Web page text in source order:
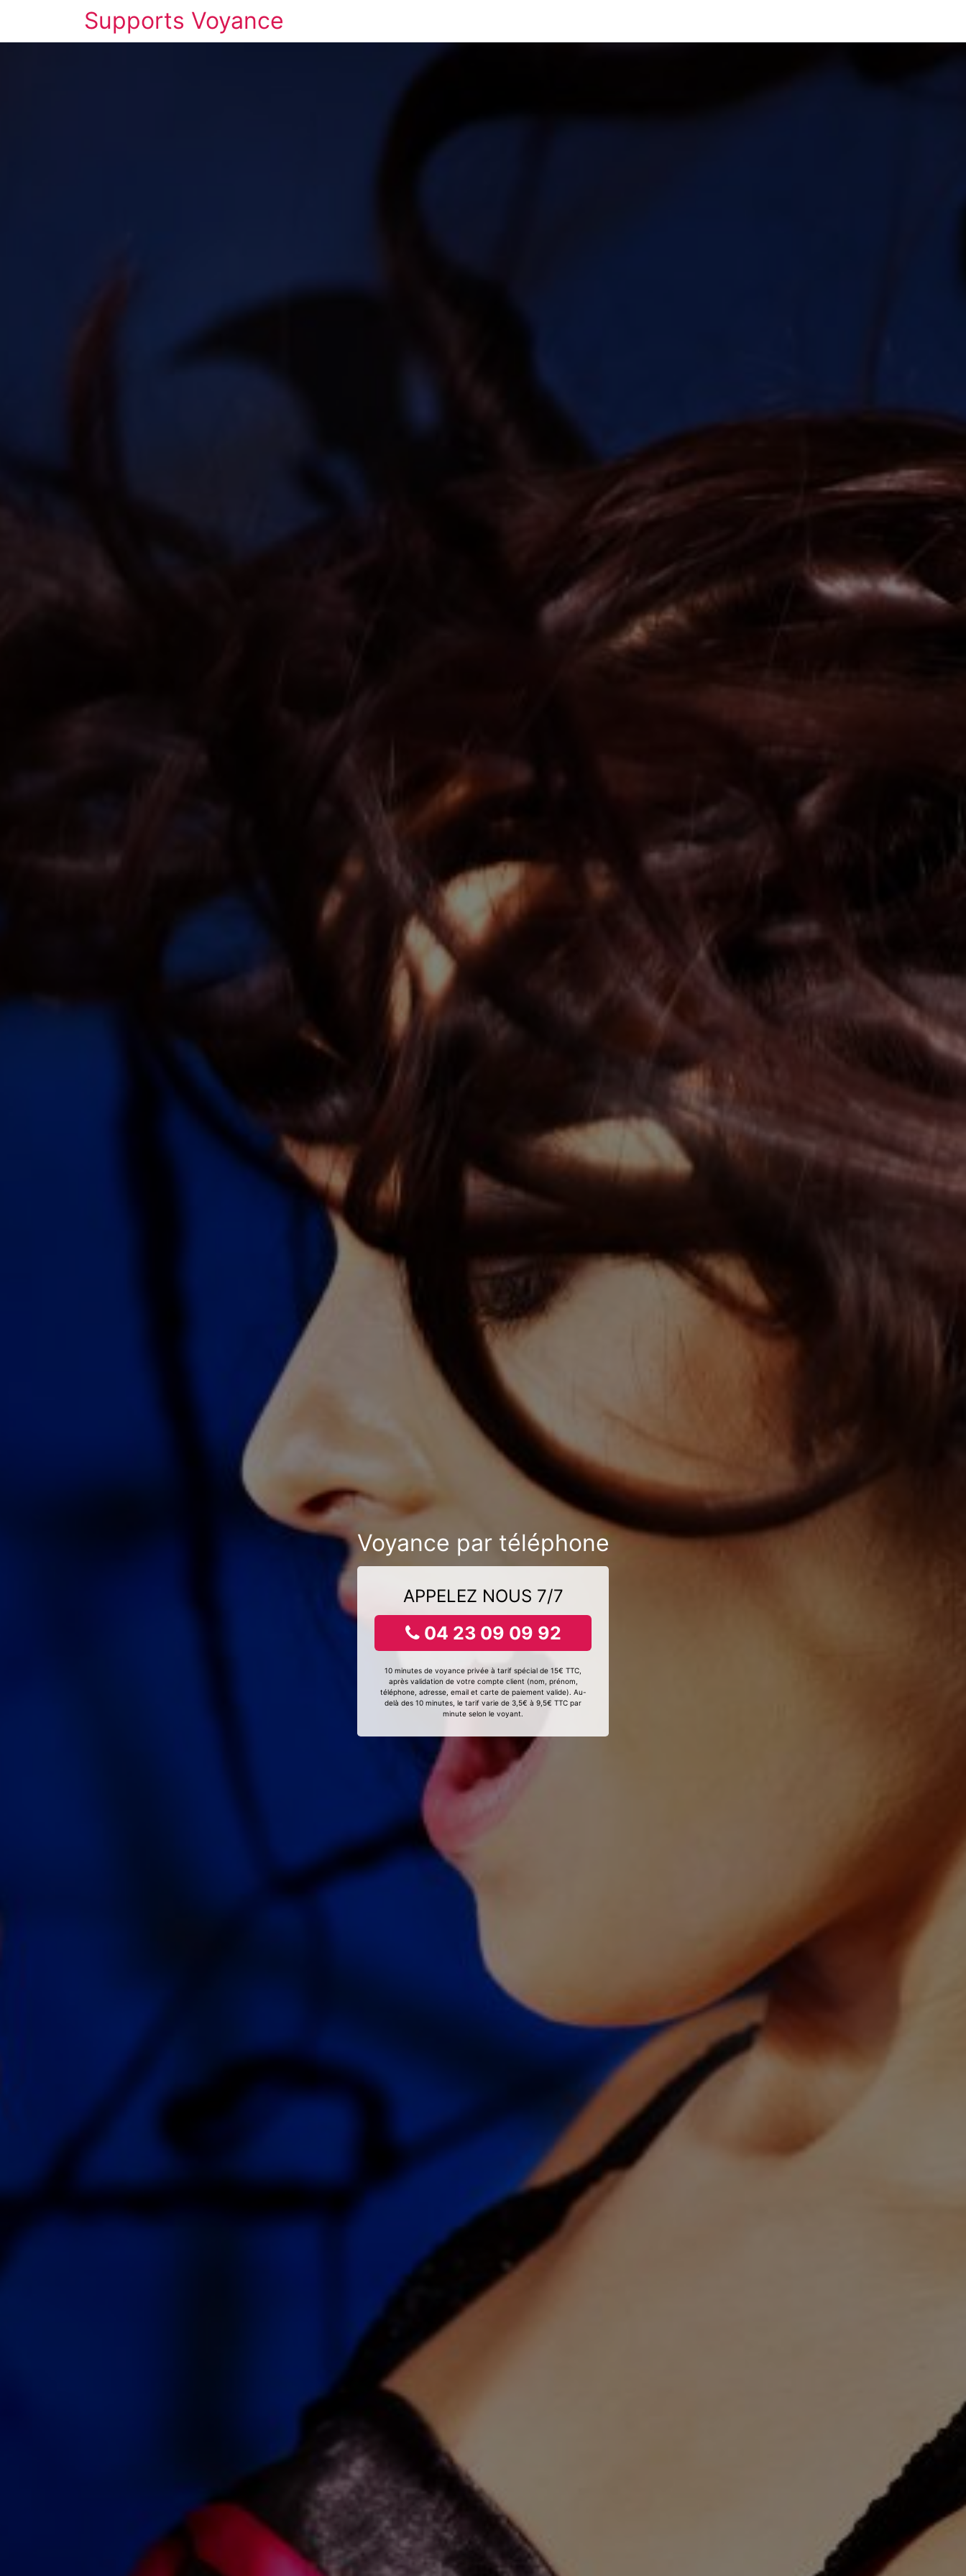
Supports Voyance
Voyance par téléphone
APPELEZ NOUS 7/7
04 23 09 09 92
10 minutes de voyance privée à tarif spécial de 15€ TTC,
après validation de votre compte client (nom, prénom,
téléphone, adresse, email et carte de paiement valide). Au-
delà des 10 minutes, le tarif varie de 3,5€ à 9,5€ TTC par
minute selon le voyant.